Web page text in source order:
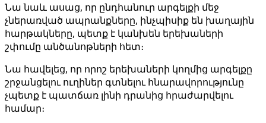
Նա նաև ասաց, որ ընդհանուր արգելքի մեջ
չներառված ապրանքները, ինչպիսիք են խաղային
հարթակները, պետք է կանխեն երեխաների
շփումը անծանոթների հետ։
Նա հավելեց, որ որոշ երեխաների կողմից արգելքը
շրջանցելու ուղիներ գտնելու հնարավորությունը
չպետք է պատճառ լինի դրանից հրաժարվելու
համար։